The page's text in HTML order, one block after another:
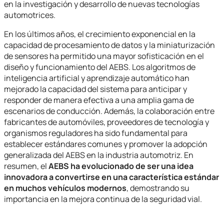
en la investigación y desarrollo de nuevas tecnologías
automotrices.
En los últimos años, el crecimiento exponencial en la
capacidad de procesamiento de datos y la miniaturización
de sensores ha permitido una mayor sofisticación en el
diseño y funcionamiento del AEBS. Los algoritmos de
inteligencia artificial y aprendizaje automático han
mejorado la capacidad del sistema para anticipar y
responder de manera efectiva a una amplia gama de
escenarios de conducción. Además, la colaboración entre
fabricantes de automóviles, proveedores de tecnología y
organismos reguladores ha sido fundamental para
establecer estándares comunes y promover la adopción
generalizada del AEBS en la industria automotriz. En
resumen, elAEBS ha evolucionado de ser una idea
innovadora a convertirse en una característica estándar
en muchos vehículos modernos, demostrando su
importancia en la mejora continua de la seguridad vial.